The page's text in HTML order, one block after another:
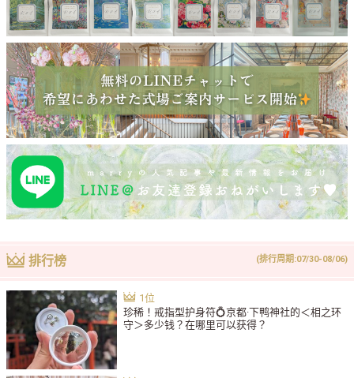
排行榜 (排行周期:07/30-08/06)
珍稀！戒指型护身符💍京都·下鸭神社的＜相之环
守＞多少钱？在哪里可以获得？